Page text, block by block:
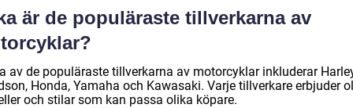
är de populäraste tillverkarna av
av de populäraste tillverkarna av motorcyklar inkluderar
Honda, Yamaha och Kawasaki. Varje tillverkare erbjuder
och stilar som kan passa olika köpare.